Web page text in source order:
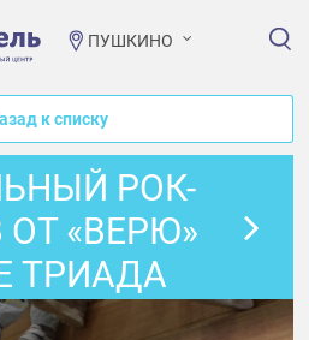
ПУШКИНО
к списку
РОК-
«ВЕРЮ»
ТРИАДА
В ИГРЕ»